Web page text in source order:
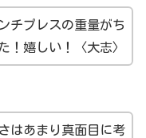
チプレスの重量がち
！嬉しい！〈大志〉
はあまり真面目に考